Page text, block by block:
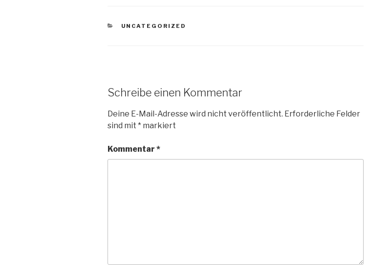
KATEGORIEN
UNCATEGORIZED
Schreibe einen Kommentar
Deine E-Mail-Adresse wird nicht veröffentlicht. Erforderliche Felder
sind mit * markiert
Kommentar *